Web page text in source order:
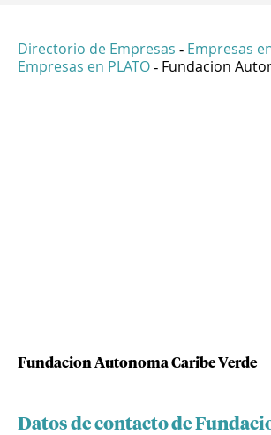
Directorio de Empresas - Empresas
Empresas en PLATO - Fundacion
Fundacion Autonoma Caribe Verde
Datos de contacto de